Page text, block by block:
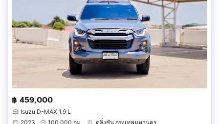
฿ 459,000
Isuzu D-MAX 1.9 L
2023
100,000 กม.
ตลิ่งชัน กรุงเทพมหานคร